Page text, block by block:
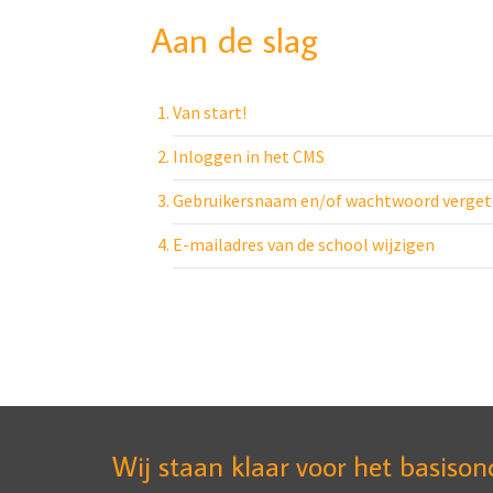
Aan de slag
Van start!
Inloggen in het CMS
Gebruikersnaam en/of wachtwoord
E-mailadres van de school wijzigen
Wij staan klaar voor het